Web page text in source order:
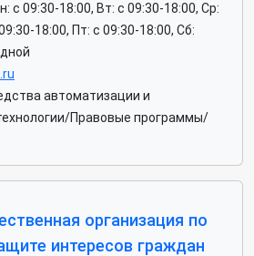
c 09:30-18:00, Вт: c 09:30-18:00, Ср:
18:00, Пт: c 09:30-18:00, Сб:
автоматизации и
Правовые программы/
организация по
интересов граждан